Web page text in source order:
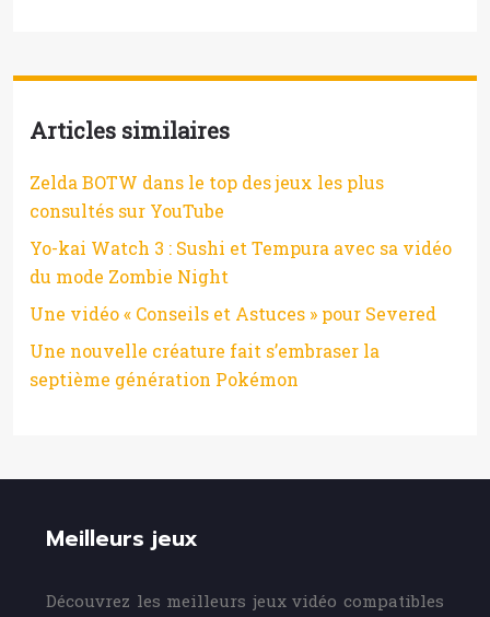
Articles similaires
Zelda BOTW dans le top des jeux les plus
consultés sur YouTube
Yo-kai Watch 3 : Sushi et Tempura avec sa vidéo
du mode Zombie Night
Une vidéo « Conseils et Astuces » pour Severed
Une nouvelle créature fait s’embraser la
septième génération Pokémon
Meilleurs jeux
Découvrez les meilleurs jeux vidéo compatibles